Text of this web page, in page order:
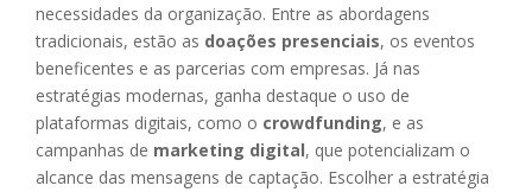
necessidades da organização. Entre as abordagens
tradicionais, estão as doações presenciais, os eventos
beneficentes e as parcerias com empresas. Já nas
estratégias modernas, ganha destaque o uso de
plataformas digitais, como o crowdfunding, e as
campanhas de marketing digital, que potencializam o
alcance das mensagens de captação. Escolher a estratégia